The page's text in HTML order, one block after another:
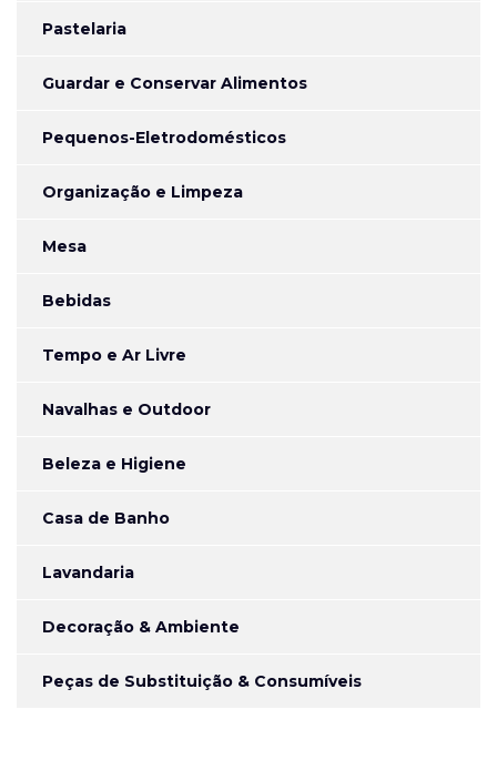
Pastelaria
Guardar e Conservar Alimentos
Pequenos-Eletrodomésticos
Organização e Limpeza
Mesa
Bebidas
Tempo e Ar Livre
Navalhas e Outdoor
Beleza e Higiene
Casa de Banho
Lavandaria
Decoração & Ambiente
Peças de Substituição & Consumíveis